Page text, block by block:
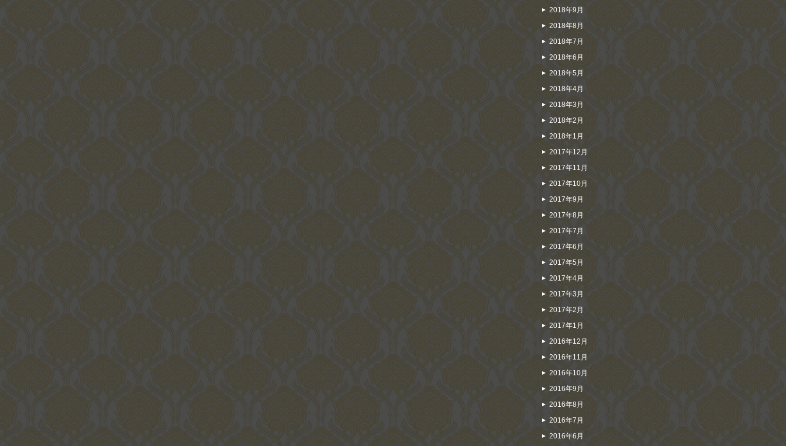
2018年9月
2018年8月
2018年7月
2018年6月
2018年5月
2018年4月
2018年3月
2018年2月
2018年1月
2017年12月
2017年11月
2017年10月
2017年9月
2017年8月
2017年7月
2017年6月
2017年5月
2017年4月
2017年3月
2017年2月
2017年1月
2016年12月
2016年11月
2016年10月
2016年9月
2016年8月
2016年7月
2016年6月